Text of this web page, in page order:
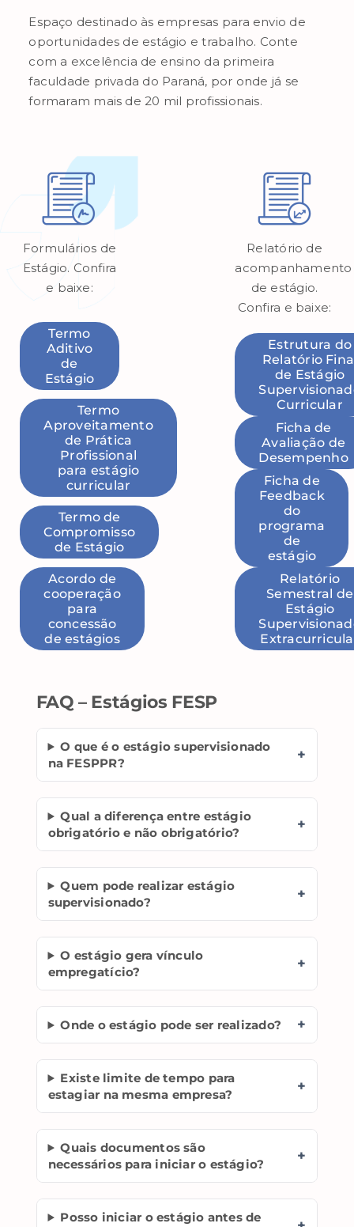
Espaço destinado às empresas para envio de
oportunidades de estágio e trabalho. Conte
com a excelência de ensino da primeira
faculdade privada do Paraná, por onde já se
formaram mais de 20 mil profissionais.
Formulários de
Estágio. Confira
e baixe:
Termo
Aditivo
de
Estágio
Termo
Aproveitamento
de Prática
Profissional
para estágio
curricular
Termo de
Compromisso
de Estágio
Acordo de
cooperação
para
concessão
de estágios
Relatório de
acompanhamento
de estágio.
Confira e baixe:
Estrutura do
Relatório
de Estágio
Curricular
Ficha de
Avaliação de
Desempenho
Ficha de
Feedback
do
programa
de
estágio
Relatório
Semestral de
Estágio
FAQ – Estágios FESP
O que é o estágio supervisionado
na FESPPR?
+
Qual a diferença entre estágio
obrigatório e não obrigatório?
+
Quem pode realizar estágio
supervisionado?
+
O estágio gera vínculo
empregatício?
+
Onde o estágio pode ser realizado? +
Existe limite de tempo para
estagiar na mesma empresa?
+
Quais documentos são
necessários para iniciar o estágio?
+
Posso iniciar o estágio antes de